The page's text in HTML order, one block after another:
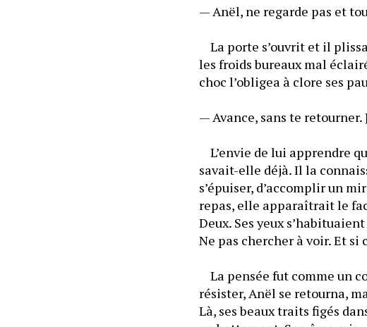
— Anël, ne regarde pas et
La porte s’ouvrit et il
les froids bureaux mal
choc l’obligea à clore ses
— Avance, sans te retourner.
L’envie de lui apprendre
savait-elle déjà. Il la
s’épuiser, d’accomplir un
repas, elle apparaîtrait le
Deux. Ses yeux
Ne pas chercher à voir. Et si
La pensée fut comme un coup
résister, Anël se retourna,
Là, ses beaux traits figés